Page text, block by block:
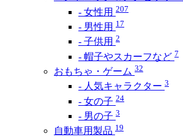
- 女性用 207
- 男性用 17
- 子供用 2
- 帽子やスカーフなど 7
おもちゃ・ゲーム 32
- 人気キャラクター 3
- 女の子 24
- 男の子 3
自動車用製品 19